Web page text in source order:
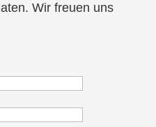
Wir freuen uns